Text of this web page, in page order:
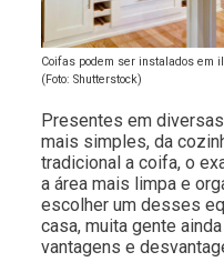
Coifas podem ser instalados em
(Foto: Shutterstock)
Presentes em
mais simples, da
tradicional a coifa, o
a área mais limpa e
escolher um desses
casa, muita gente
vantagens e